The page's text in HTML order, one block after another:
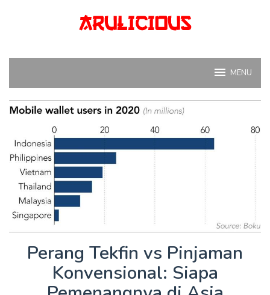
MENU
Perang Tekfin vs Pinjaman
Konvensional: Siapa